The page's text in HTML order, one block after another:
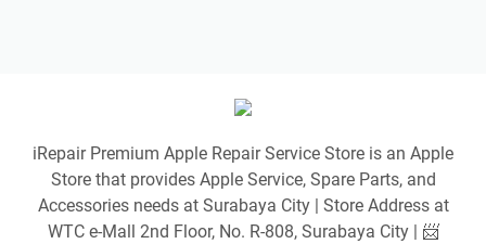
iRepair Premium Apple Repair Service Store is an Apple
Store that provides Apple Service, Spare Parts, and
Accessories needs at Surabaya City | Store Address at
WTC e-Mall 2nd Floor, No. R-808, Surabaya City | 📨